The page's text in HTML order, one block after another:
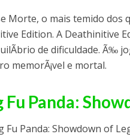
Morte, o mais temido dos
Edition. A Deathinitive
de dificuldade. Ã‰
memorÃ¡vel e mortal.
Fu Panda:
Fu Panda: Showdown of